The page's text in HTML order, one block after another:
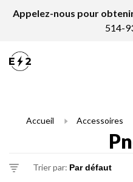
Appelez-nous pour
514-
Accueil Accessoires
Trier par: